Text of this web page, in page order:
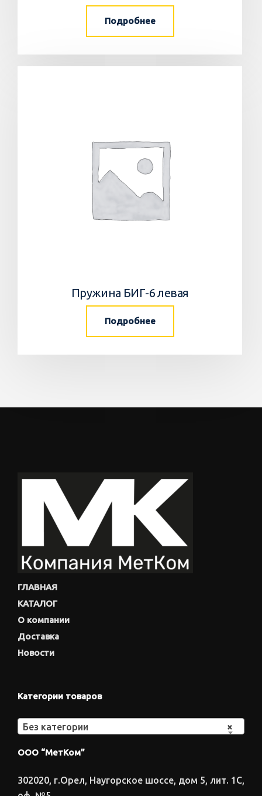
Подробнее
Пружина БИГ-6 левая
Подробнее
ГЛАВНАЯ
КАТАЛОГ
О компании
Доставка
Новости
Категории товаров
×
Без категории
ООО “МетКом”
302020, г.Орел, Наугорское шоссе, дом 5, лит. 1С,